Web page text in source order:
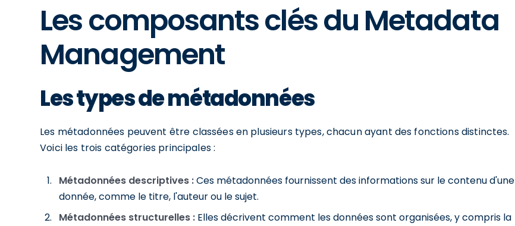
Les composants clés du Metadata
Management
Les types de métadonnées
Les métadonnées peuvent être classées en plusieurs types, chacun ayant des fonctions distinctes.
Voici les trois catégories principales :
Métadonnées descriptives :Ces métadonnées fournissent des informations sur le contenu d'une
donnée, comme le titre, l'auteur ou le sujet.
Métadonnées structurelles : Elles décrivent comment les données sont organisées, y compris la